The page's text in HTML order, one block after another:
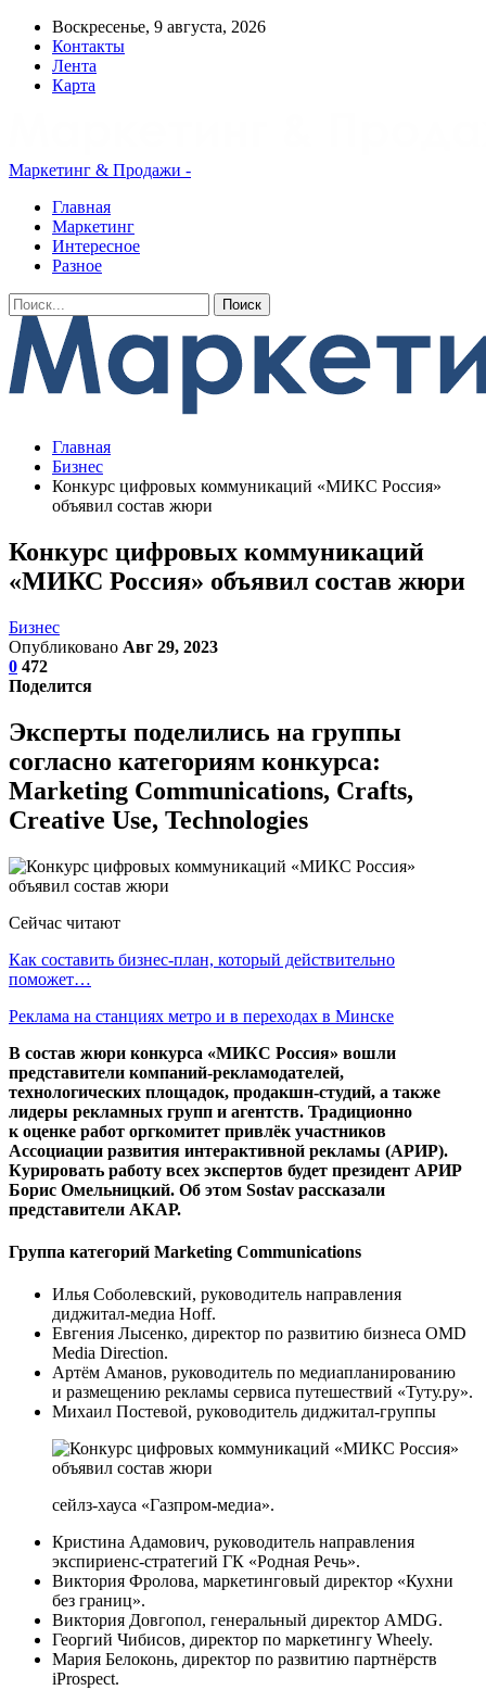
Воскресенье, 9 августа, 2026
Контакты
Лента
Карта
Маркетинг & Продажи -
Главная
Маркетинг
Интересное
Разное
Главная
Бизнес
Конкурс цифровых коммуникаций «МИКС Россия»
объявил состав жюри
Конкурс цифровых коммуникаций
«МИКС Россия» объявил состав жюри
Бизнес
Опубликовано Авг 29, 2023
0 472
Поделится
Эксперты поделились на группы
согласно категориям конкурса:
Marketing Communications, Crafts,
Creative Use, Technologies
Сейчас читают
Как составить бизнес-план, который действительно
поможет…
Реклама на станциях метро и в переходах в Минске
В состав жюри конкурса «МИКС Россия» вошли
представители компаний-рекламодателей,
технологических площадок, продакшн-студий, а также
лидеры рекламных групп и агентств. Традиционно
к оценке работ оргкомитет привлёк участников
Ассоциации развития интерактивной рекламы (АРИР).
Курировать работу всех экспертов будет президент АРИР
Борис Омельницкий. Об этом Sostav рассказали
представители АКАР.
Группа категорий Marketing Communications
Илья Соболевский, руководитель направления
диджитал-медиа Hoff.
Евгения Лысенко, директор по развитию бизнеса OMD
Media Direction.
Артём Аманов, руководитель по медиапланированию
и размещению рекламы сервиса путешествий «Туту.ру».
Михаил Постевой, руководитель диджитал-группы
сейлз-хауса «Газпром-медиа».
Кристина Адамович, руководитель направления
экспириенс-стратегий ГК «Родная Речь».
Виктория Фролова, маркетинговый директор «Кухни
без границ».
Виктория Довгопол, генеральный директор AMDG.
Георгий Чибисов, директор по маркетингу Wheely.
Мария Белоконь, директор по развитию партнёрств
iProspect.